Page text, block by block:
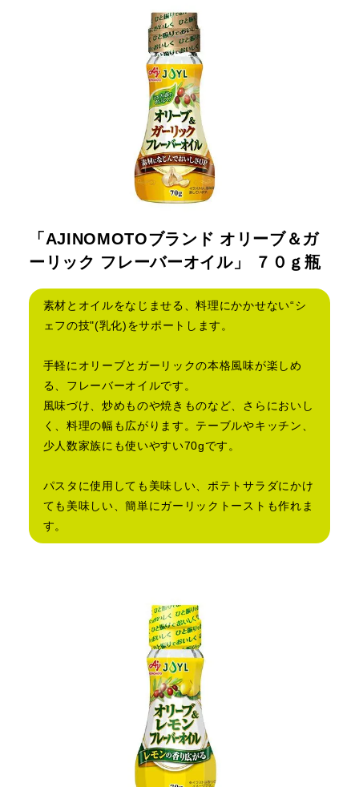
「AJINOMOTOブランド オリーブ＆ガ
ーリック フレーバーオイル」 ７０ｇ瓶
素材とオイルをなじませる、料理にかかせない“シ
ェフの技"(乳化)をサポートします。
手軽にオリーブとガーリックの本格風味が楽しめ
る、フレーバーオイルです。
風味づけ、炒めものや焼きものなど、さらにおいし
く、料理の幅も広がります。テーブルやキッチン、
少人数家族にも使いやすい70gです。
パスタに使用しても美味しい、ポテトサラダにかけ
ても美味しい、簡単にガーリックトーストも作れま
す。